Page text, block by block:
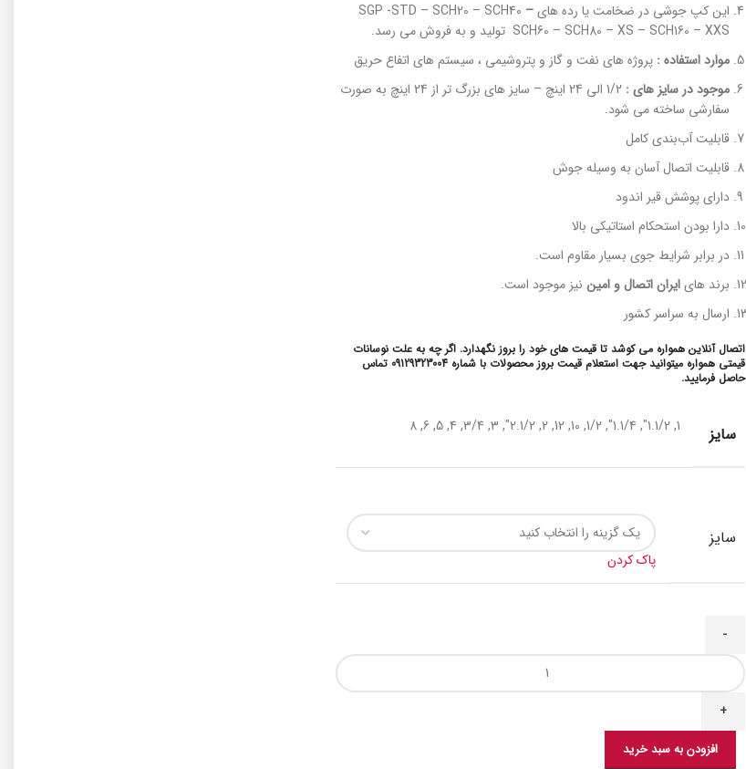
این کپ جوشی در ضخامت یا رده های SGP -STD – SCH20 – SCH40–
SCH60 – SCH80 – XS – SCH160 – XXS تولید و به فروش می رسد.
موارد استفاده : پروژه های نفت و گاز و پتروشیمی ، سیستم های اتفاع حریق
موجود در سایز های :
1/2 الی 24 اینچ – سایز های بزرگ تر از 24 اینچ به صورت
سفارشی ساخته می شود.
قابلیت آب‌بندي كامل
قابلیت اتصال آسان به وسیله جوش
دارای پوشش قیر اندود
دارا بودن استحكام استاتيكي بالا
در برابر شرایط جوی بسیار مقاوم است.
برند هایایران اتصال و امین نیز موجود است.
ارسال به سراسر کشور
اتصال آنلاین همواره می کوشد تا قیمت های خود را بروز نگهدارد. اگر چه به علت نوسانات
قیمتی همواره میتوانید جهت استعلام قیمت بروز محصولات با شماره 09129323004 تماس
حاصل فرمایید.
سایز 1, 1.1/2", 1.1/4", 1/2, 10, 12, 2, 2.1/2", 3, 3/4, 4, 5, 6, 8
سایز
پاک کردن
افزودن به سبد خرید